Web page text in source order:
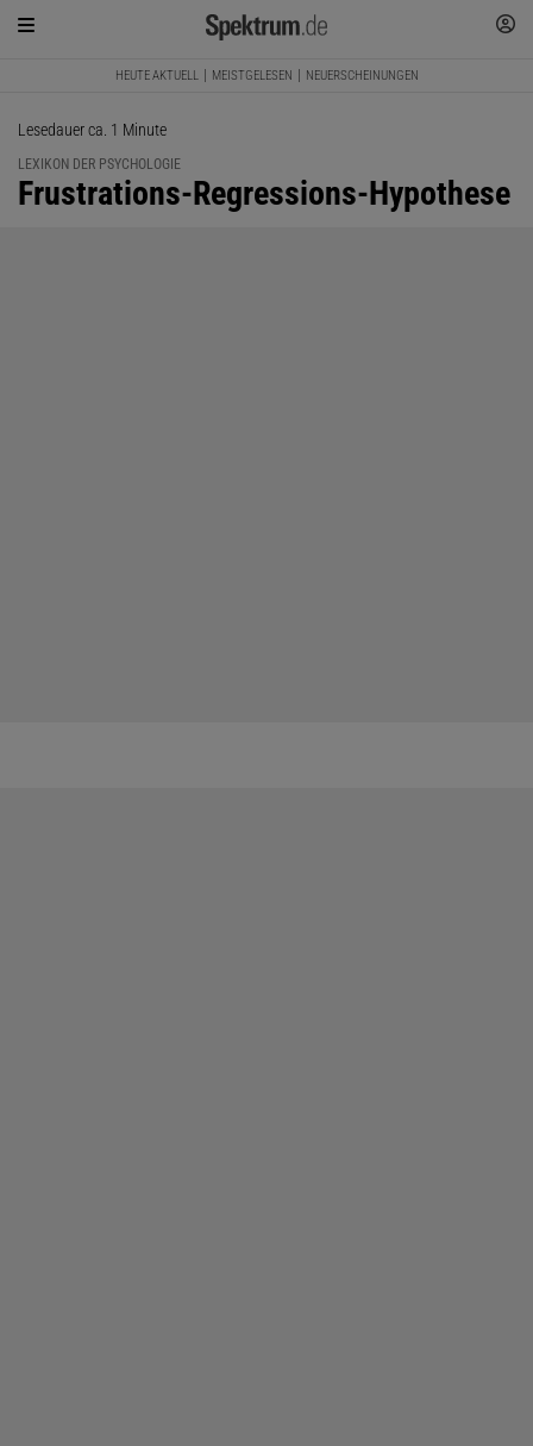
HEUTE AKTUELL MEISTGELESEN NEUERSCHEINUNGEN
Lesedauer ca. 1 Minute
LEXIKON DER PSYCHOLOGIE
:
Frustrations-Regressions-Hypothese